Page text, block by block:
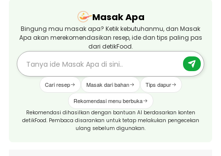
Masak Apa
Bingung mau masak apa? Ketik kebutuhanmu, dan Masak
Apa akan merekomendasikan resep, ide dan tips paling pas
dari detikFood.
Cari resep Masak dari bahan Tips dapur
Rekomendasi menu berbuka
Rekomendasi dihasilkan dengan bantuan AI berdasarkan konten
detikFood. Pembaca disarankan untuk tetap melakukan pengecekan
ulang sebelum digunakan.